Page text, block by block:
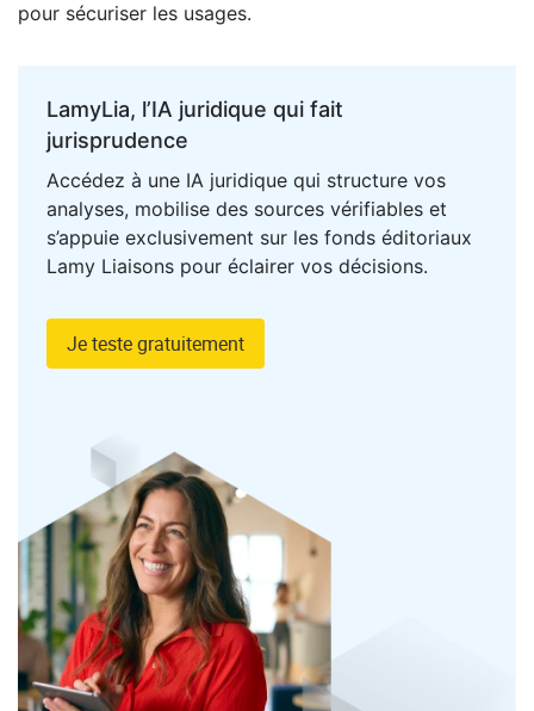
pour sécuriser les usages.
LamyLia, l’IA juridique qui fait
jurisprudence
Accédez à une IA juridique qui structure vos
analyses, mobilise des sources vérifiables et
s’appuie exclusivement sur les fonds éditoriaux
Lamy Liaisons pour éclairer vos décisions.
Je teste gratuitement